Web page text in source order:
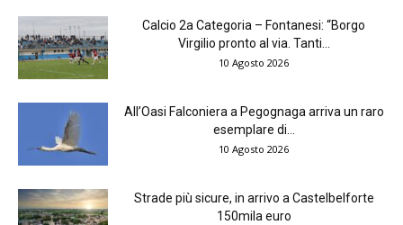
Calcio 2a Categoria – Fontanesi: “Borgo
Virgilio pronto al via. Tanti...
10 Agosto 2026
All’Oasi Falconiera a Pegognaga arriva un raro
esemplare di...
10 Agosto 2026
Strade più sicure, in arrivo a Castelbelforte
150mila euro